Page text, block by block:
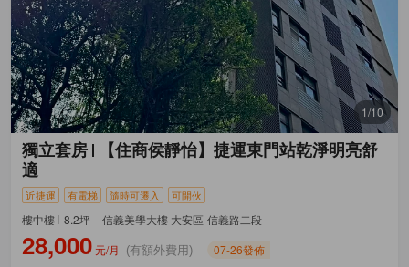
1/10
獨立套房
【住商侯靜怡】捷運東門站乾淨明亮舒
適
近捷運 有電梯 隨時可遷入 可開伙
樓中樓 8.2坪 信義美學大樓 大安區-信義路二段
28,000 元/月 (有額外費用) 07-26發佈